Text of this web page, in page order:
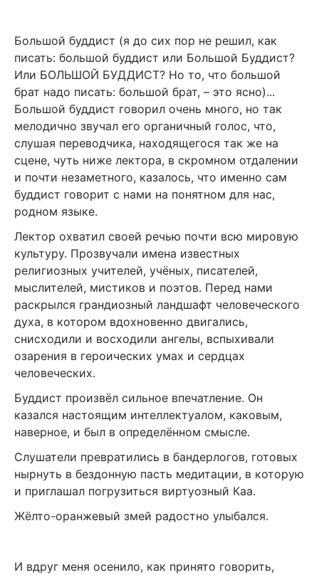
Большой буддист (я до сих пор не решил, как
писать: большой буддист или Большой Буддист?
Или БОЛЬШОЙ БУДДИСТ? Но то, что большой
брат надо писать: большой брат, – это ясно)...
Большой буддист говорил очень много, но так
мелодично звучал его органичный голос, что,
слушая переводчика, находящегося так же на
сцене, чуть ниже лектора, в скромном отдалении
и почти незаметного, казалось, что именно сам
буддист говорит с нами на понятном для нас,
родном языке.
Лектор охватил своей речью почти всю мировую
культуру. Прозвучали имена известных
религиозных учителей, учёных, писателей,
мыслителей, мистиков и поэтов. Перед нами
раскрылся грандиозный ландшафт человеческого
духа, в котором вдохновенно двигались,
снисходили и восходили ангелы, вспыхивали
озарения в героических умах и сердцах
человеческих.
Буддист произвёл сильное впечатление. Он
казался настоящим интеллектуалом, каковым,
наверное, и был в определённом смысле.
Слушатели превратились в бандерлогов, готовых
нырнуть в бездонную пасть медитации, в которую
и приглашал погрузиться виртуозный Каа.
Жёлто-оранжевый змей радостно улыбался.
И вдруг меня осенило, как принято говорить,